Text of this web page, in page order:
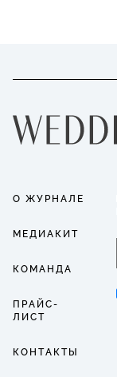
О ЖУРНАЛЕ
МЕДИАКИТ
КОМАНДА
ПРАЙС-
ЛИСТ
КОНТАКТЫ